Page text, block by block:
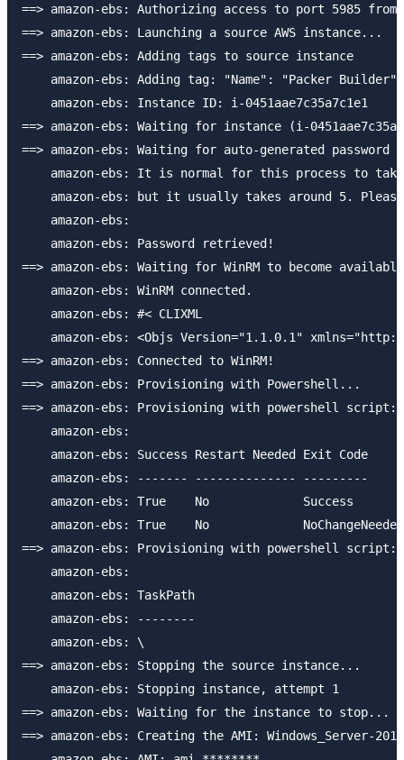
==> amazon-ebs: Authorizing access to port 5985
==> amazon-ebs: Launching a source AWS instance...
==> amazon-ebs: Adding tags to source instance
    amazon-ebs: Adding tag: "Name": "Packer Builder"
    amazon-ebs: Instance ID: i-0451aae7c35a7c1e1
==> amazon-ebs: Waiting for instance (i-
==> amazon-ebs: Waiting for auto-generated
amazon-ebs: It is normal for this process to
amazon-ebs: but it usually takes around 5.
    amazon-ebs:
    amazon-ebs: Password retrieved!
==> amazon-ebs: Waiting for WinRM to become
    amazon-ebs: WinRM connected.
    amazon-ebs: #< CLIXML
amazon-ebs: <Objs Version="1.1.0.1"
==> amazon-ebs: Connected to WinRM!
==> amazon-ebs: Provisioning with Powershell...
==> amazon-ebs: Provisioning with powershell
    amazon-ebs:
amazon-ebs: Success Restart Needed Exit Code
amazon-ebs: ------- -------------- ---------
amazon-ebs: True    No             Success
amazon-ebs: True    No
==> amazon-ebs: Provisioning with powershell script:
    amazon-ebs:
amazon-ebs: TaskPath
amazon-ebs: --------
amazon-ebs: \
==> amazon-ebs: Stopping the source instance...
    amazon-ebs: Stopping instance, attempt 1
==> amazon-ebs: Waiting for the instance to stop...
==> amazon-ebs: Creating the AMI: Windows_Server-